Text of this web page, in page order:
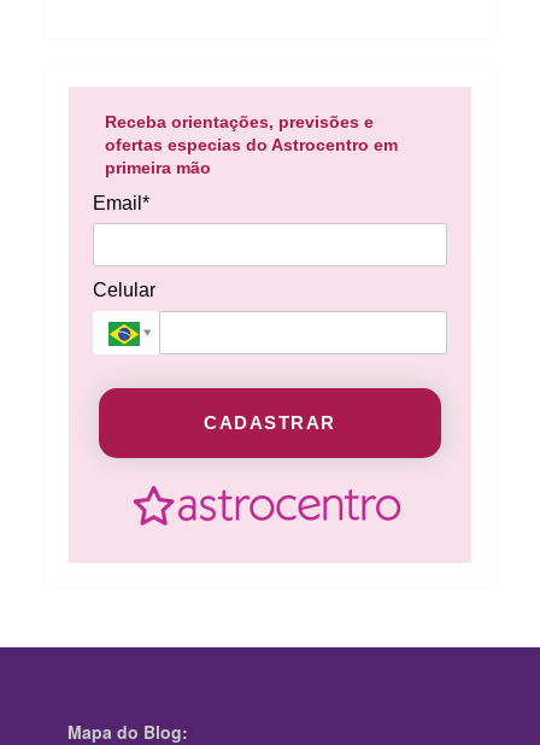
Receba orientações, previsões e
ofertas especias do Astrocentro em
primeira mão
Email*
Celular
CADASTRAR
Mapa do Blog: